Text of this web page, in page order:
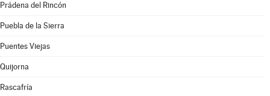
Prádena del Rincón
Puebla de la Sierra
Puentes Viejas
Quijorna
Rascafría